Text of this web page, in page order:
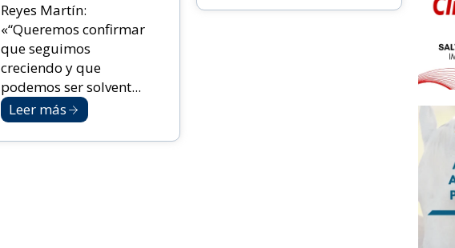
Reyes Martín:
«“Queremos confirmar
que seguimos
creciendo y que
podemos ser solvent...
Leer más